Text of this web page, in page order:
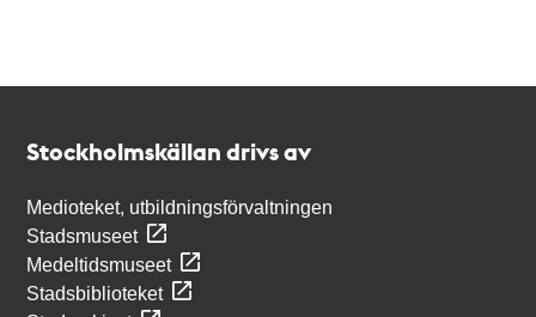
Stockholmskällan drivs av
Medioteket, utbildningsförvaltningen
Stadsmuseet
Medeltidsmuseet
Stadsbiblioteket